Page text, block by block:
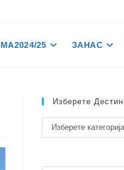
2024/25 ЗА НАС
Изберете
Изберете
дестинација
Изберете категорија